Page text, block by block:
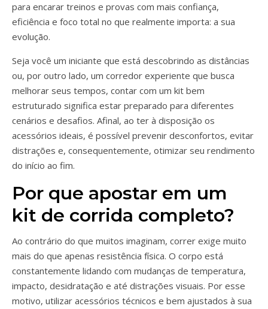
para encarar treinos e provas com mais confiança,
eficiência e foco total no que realmente importa: a sua
evolução.
Seja você um iniciante que está descobrindo as distâncias
ou, por outro lado, um corredor experiente que busca
melhorar seus tempos, contar com um kit bem
estruturado significa estar preparado para diferentes
cenários e desafios. Afinal, ao ter à disposição os
acessórios ideais, é possível prevenir desconfortos, evitar
distrações e, consequentemente, otimizar seu rendimento
do início ao fim.
Por que apostar em um
kit de corrida completo?
Ao contrário do que muitos imaginam, correr exige muito
mais do que apenas resistência física. O corpo está
constantemente lidando com mudanças de temperatura,
impacto, desidratação e até distrações visuais. Por esse
motivo, utilizar acessórios técnicos e bem ajustados à sua